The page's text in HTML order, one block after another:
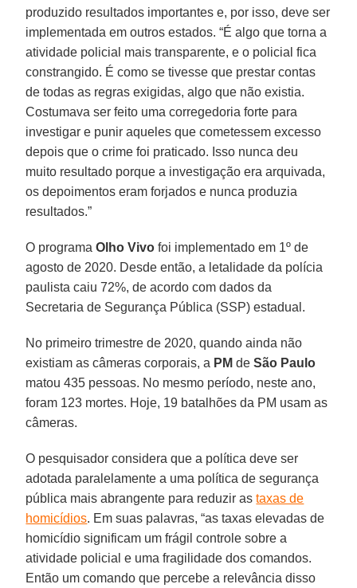
produzido resultados importantes e, por isso, deve ser
implementada em outros estados. “É algo que torna a
atividade policial mais transparente, e o policial fica
constrangido. É como se tivesse que prestar contas
de todas as regras exigidas, algo que não existia.
Costumava ser feito uma corregedoria forte para
investigar e punir aqueles que cometessem excesso
depois que o crime foi praticado. Isso nunca deu
muito resultado porque a investigação era arquivada,
os depoimentos eram forjados e nunca produzia
resultados.”
O programaOlho Vivo foi implementado em 1º de
agosto de 2020. Desde então, a letalidade da polícia
paulista caiu 72%, de acordo com dados da
Secretaria de Segurança Pública (SSP) estadual.
No primeiro trimestre de 2020, quando ainda não
existiam as câmeras corporais, a PM deSão Paulo
matou 435 pessoas. No mesmo período, neste ano,
foram 123 mortes. Hoje, 19 batalhões da PM usam as
câmeras.
O pesquisador considera que a política deve ser
adotada paralelamente a uma política de segurança
pública mais abrangente para reduzir astaxas de
homicídios. Em suas palavras, “as taxas elevadas de
homicídio significam um frágil controle sobre a
atividade policial e uma fragilidade dos comandos.
Então um comando que percebe a relevância disso